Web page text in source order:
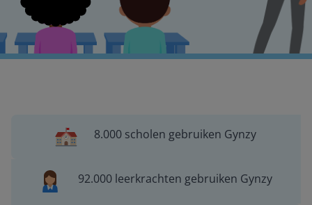
8.000 scholen gebruiken Gynzy
92.000 leerkrachten gebruiken Gynzy